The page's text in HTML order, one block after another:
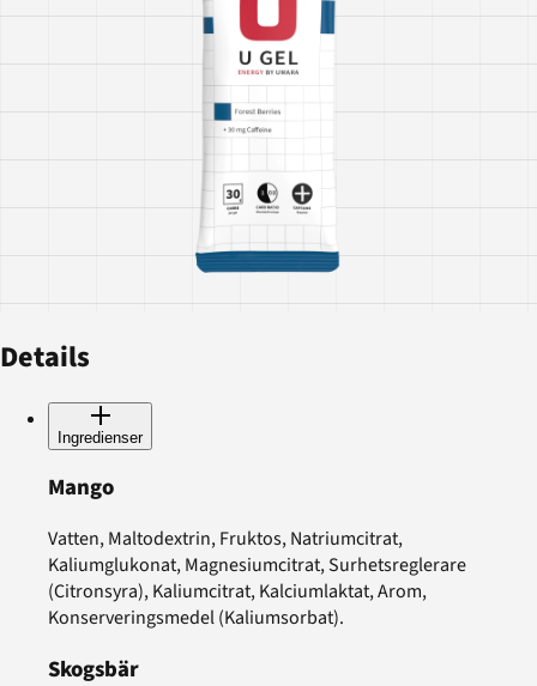
Details
Ingredienser
Mango
Vatten, Maltodextrin, Fruktos, Natriumcitrat,
Kaliumglukonat, Magnesiumcitrat, Surhetsreglerare
(Citronsyra), Kaliumcitrat, Kalciumlaktat, Arom,
Konserveringsmedel (Kaliumsorbat).
Skogsbär